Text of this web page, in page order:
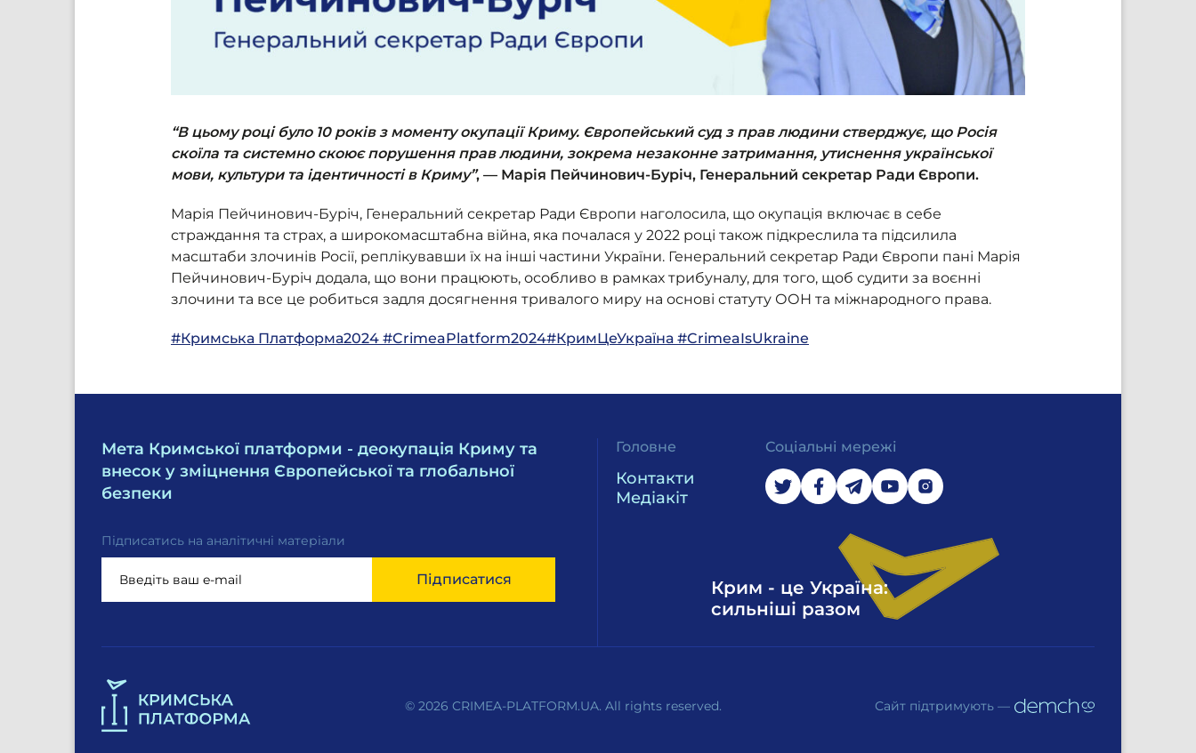
“В цьому році було 10 років з моменту окупації Криму. Європейський суд з прав людини стверджує, що Росія
скоїла та системно скоює порушення прав людини, зокрема незаконне затримання, утиснення української
мови, культури та ідентичності в Криму”, — Марія Пейчинович-Буріч, Генеральний секретар Ради Європи.
Марія Пейчинович-Буріч, Генеральний секретар Ради Європи наголосила, що окупація включає в себе
страждання та страх, а широкомасштабна війна, яка почалася у 2022 році також підкреслила та підсилила
масштаби злочинів Росії, реплікувавши їх на інші частини України. Генеральний секретар Ради Європи пані Марія
Пейчинович-Буріч додала, що вони працюють, особливо в рамках трибуналу, для того, щоб судити за воєнні
злочини та все це робиться задля досягнення тривалого миру на основі статуту ООН та міжнародного права.
#Кримська Платформа2024 #CrimeaPlatform2024#КримЦеУкраїна #CrimeaIsUkraine
Мета Кримської платформи - деокупація Криму та
внесок у зміцнення Європейської та глобальної
безпеки
Підписатись на аналітичні матеріали
Підписатися
Головне
Контакти
Медіакіт
Соціальні мережі
Крим - це Україна:
сильніші разом
© 2026 CRIMEA-PLATFORM.UA. All rights reserved. Сайт підтримують —